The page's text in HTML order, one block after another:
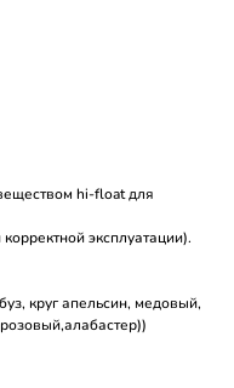
hi-float для
эксплуатации).
круг апельсин, медовый,